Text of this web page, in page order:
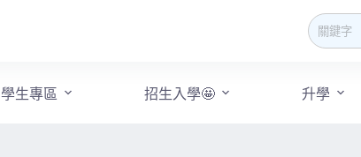
學生專區 招生入學🤩 升學